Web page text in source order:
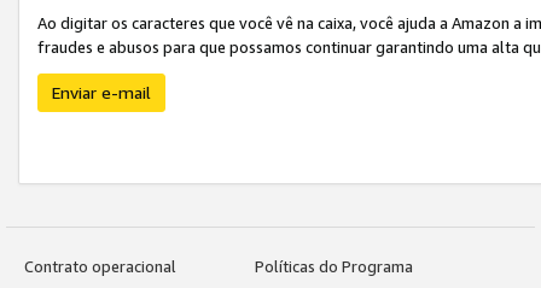
Ao digitar os caracteres que você vê na caixa, você ajuda a Amazon
fraudes e abusos para que possamos continuar garantindo uma alta
Enviar e-mail
Contrato operacional
Políticas do Programa